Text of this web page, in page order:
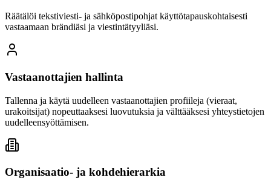
Räätälöi tekstiviesti- ja sähköpostipohjat käyttötapauskohtaisesti
vastaamaan brändiäsi ja viestintätyyliäsi.
Vastaanottajien hallinta
Tallenna ja käytä uudelleen vastaanottajien profiileja (vieraat,
urakoitsijat) nopeuttaaksesi luovutuksia ja välttääksesi yhteystietojen
uudelleensyöttämisen.
Organisaatio- ja kohdehierarkia